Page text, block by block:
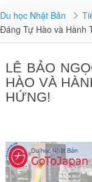
Du học Nhật Bản
Đáng Tự Hào và Hành
LÊ BẢO
HÀO VÀ
HỨNG!